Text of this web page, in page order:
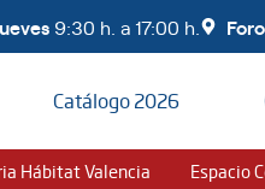
9:30 h. a 17:00 h.
Catálogo 2026
Hábitat Valencia Espacio